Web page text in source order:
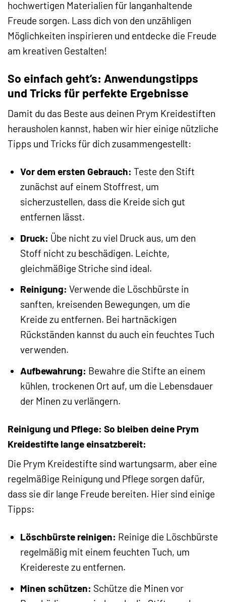
hochwertigen Materialien für langanhaltende
Freude sorgen. Lass dich von den unzähligen
Möglichkeiten inspirieren und entdecke die Freude
am kreativen Gestalten!
So einfach geht’s: Anwendungstipps
und Tricks für perfekte Ergebnisse
Damit du das Beste aus deinen Prym Kreidestiften
herausholen kannst, haben wir hier einige nützliche
Tipps und Tricks für dich zusammengestellt:
Vor dem ersten Gebrauch: Teste den Stift
zunächst auf einem Stoffrest, um
sicherzustellen, dass die Kreide sich gut
entfernen lässt.
Druck: Übe nicht zu viel Druck aus, um den
Stoff nicht zu beschädigen. Leichte,
gleichmäßige Striche sind ideal.
Reinigung: Verwende die Löschbürste in
sanften, kreisenden Bewegungen, um die
Kreide zu entfernen. Bei hartnäckigen
Rückständen kannst du auch ein feuchtes Tuch
verwenden.
Aufbewahrung: Bewahre die Stifte an einem
kühlen, trockenen Ort auf, um die Lebensdauer
der Minen zu verlängern.
Reinigung und Pflege: So bleiben deine Prym
Kreidestifte lange einsatzbereit:
Die Prym Kreidestifte sind wartungsarm, aber eine
regelmäßige Reinigung und Pflege sorgen dafür,
dass sie dir lange Freude bereiten. Hier sind einige
Tipps:
Löschbürste reinigen: Reinige die Löschbürste
regelmäßig mit einem feuchten Tuch, um
Kreidereste zu entfernen.
Minen schützen: Schütze die Minen vor